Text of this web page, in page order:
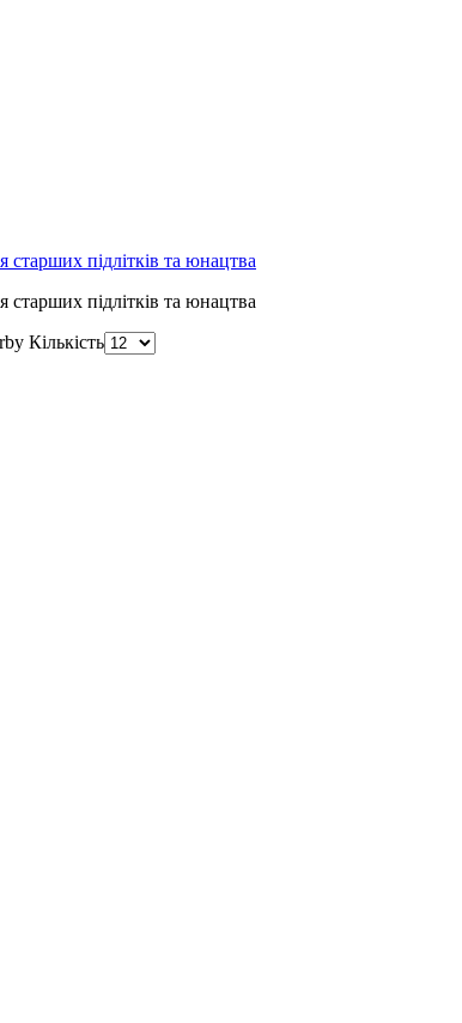
cтарших підлітків та юнацтва
cтарших підлітків та юнацтва
Кількість